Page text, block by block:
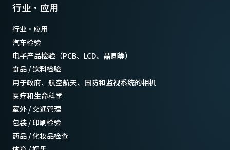
行业·应用
行业·应用
汽车检验
电子产品检验（PCB、LCD、晶圆等）
食品 / 饮料检验
用于政府、航空航天、国防和监视系统的相机
医疗和生命科学
室外 / 交通管理
包装 / 印刷检验
药品 / 化妆品检查